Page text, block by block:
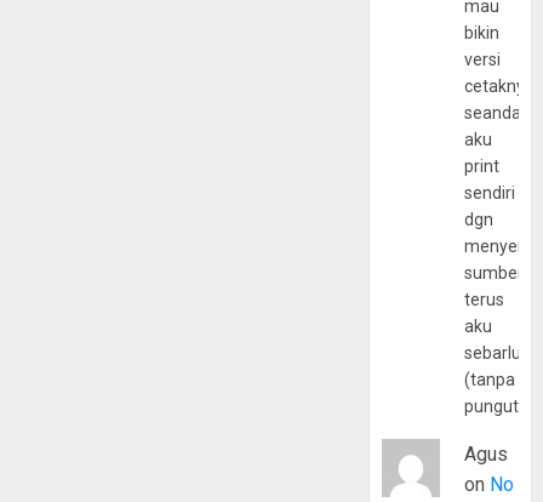
mau
bikin
versi
cetaknya
aku
print
sendiri
dgn
sumber
terus
aku
(tanpa
Agus
on No